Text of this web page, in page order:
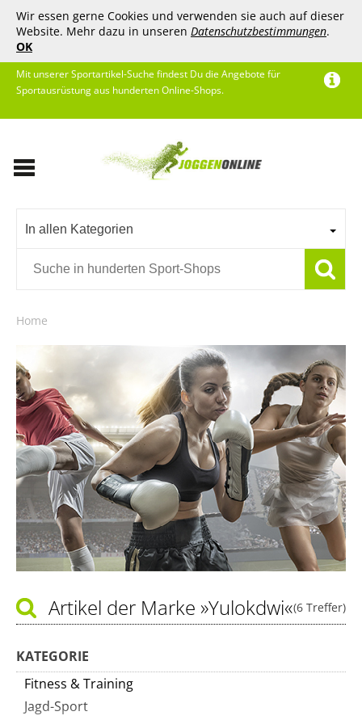
Wir essen gerne Cookies und verwenden sie auch auf dieser
Website. Mehr dazu in unseren Datenschutzbestimmungen.
OK
Mit unserer Sportartikel-Suche findest Du die Angebote für
Sportausrüstung aus hunderten Online-Shops.
In allen Kategorien
Home
(6 Treffer)
Artikel der Marke »Yulokdwi«
KATEGORIE
Fitness & Training
Jagd-Sport